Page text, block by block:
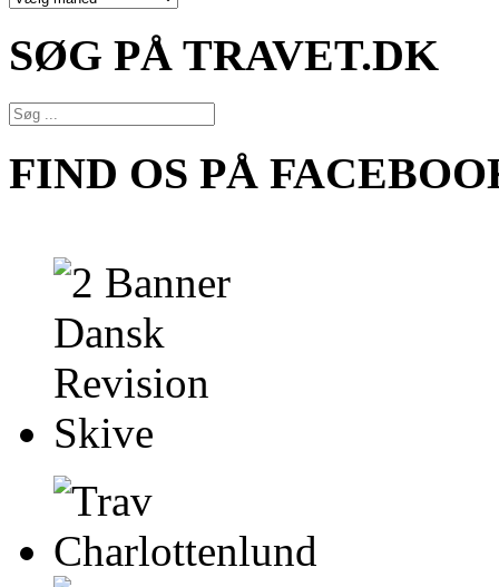
SØG PÅ TRAVET.DK
FIND OS PÅ